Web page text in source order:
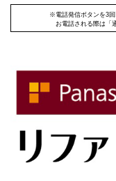
※電話発信ボタンを3回
お電話される際は「